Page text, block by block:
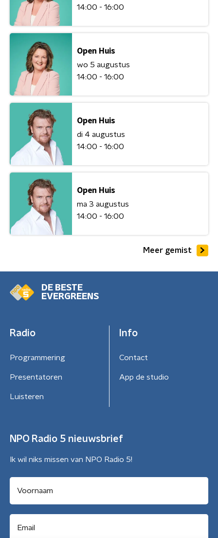
14:00 - 16:00
Open Huis
wo 5 augustus
14:00 - 16:00
Open Huis
di 4 augustus
14:00 - 16:00
Open Huis
ma 3 augustus
14:00 - 16:00
Meer gemist
DE BESTE
EVERGREENS
Radio
Programmering
Presentatoren
Luisteren
Info
Contact
App de studio
NPO Radio 5 nieuwsbrief
Ik wil niks missen van NPO Radio 5!